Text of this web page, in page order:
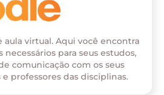
aula virtual. Aqui você encontra
para seus estudos,
comunicação com os seus
professores das disciplinas.